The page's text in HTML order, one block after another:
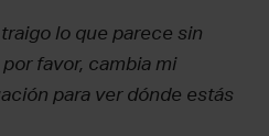
lo que parece sin
favor, cambia mi
para ver dónde estás